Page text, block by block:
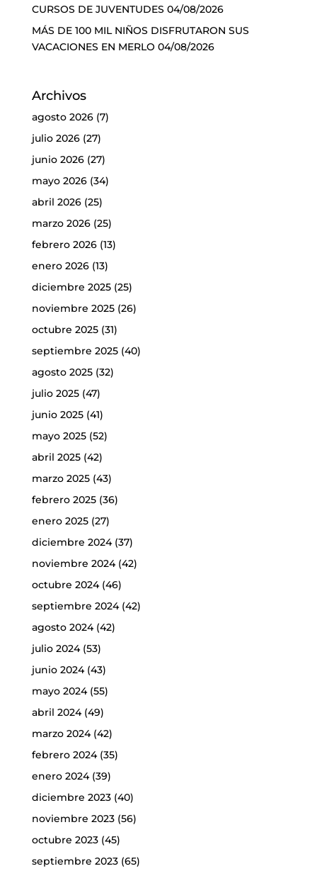
CURSOS DE JUVENTUDES 04/08/2026
MÁS DE 100 MIL NIÑOS DISFRUTARON SUS
VACACIONES EN MERLO 04/08/2026
Archivos
agosto 2026(7)
julio 2026(27)
junio 2026(27)
mayo 2026(34)
abril 2026(25)
marzo 2026(25)
febrero 2026(13)
enero 2026(13)
diciembre 2025(25)
noviembre 2025(26)
octubre 2025(31)
septiembre 2025(40)
agosto 2025(32)
julio 2025(47)
junio 2025(41)
mayo 2025(52)
abril 2025(42)
marzo 2025(43)
febrero 2025(36)
enero 2025(27)
diciembre 2024(37)
noviembre 2024(42)
octubre 2024(46)
septiembre 2024(42)
agosto 2024(42)
julio 2024(53)
junio 2024(43)
mayo 2024(55)
abril 2024(49)
marzo 2024(42)
febrero 2024(35)
enero 2024(39)
diciembre 2023(40)
noviembre 2023(56)
octubre 2023(45)
septiembre 2023(65)